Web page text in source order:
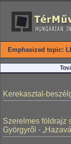
Emphasized topic:
Kerekasztal-
Szerelmes földrajz
Györgyről -